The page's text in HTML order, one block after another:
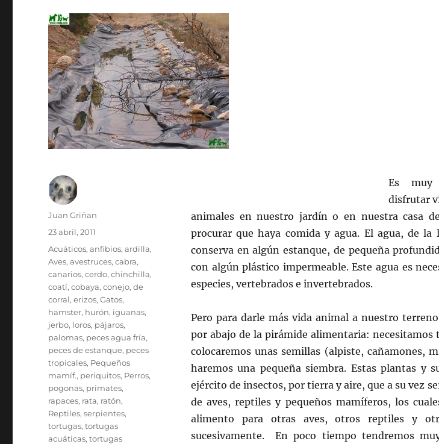
Es muy
disfrutar
animales en nuestro jardín o en nuestra casa
procurar que haya comida y agua. El agua, de la
conserva en algún estanque, de pequeña
con algún plástico impermeable. Este agua es
especies, vertebrados e invertebrados.
Pero para darle más vida animal a nuestro
por abajo de la pirámide alimentaria: necesitamos
colocaremos unas semillas (alpiste, cañamones,
haremos una pequeña siembra. Estas plantas y
ejército de insectos, por tierra y aire, que a su vez
de aves, reptiles y pequeños mamíferos, los
alimento para otras aves, otros reptiles y
sucesivamente. En poco tiempo tendremos
Autor
Juan Griñan
Publicado
23 abril, 2011
Categorías
Acuáticos,anfibios,ardilla,
Aves,avestruces,cabra,
canarios,cerdo,chinchilla,
coatí,cobaya,conejo,de
corral,erizos,Gatos,
hamster, hurón, iguanas,
jerbo, loros, pájaros,
palomas, peces agua fría,
peces de estanque, peces
tropicales, Pequeños
mamíf., periquitos, Perros,
pogonas, primates,
rapaces, rata, ratón,
Reptiles,serpientes,
tortugas,tortugas
acuáticas,tortugas